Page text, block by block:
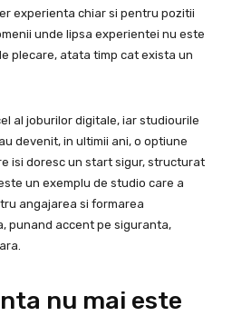
experienta chiar si pentru pozitii
unde lipsa experientei nu este
plecare, atata timp cat exista un
al joburilor digitale, iar studiourile
devenit, in ultimii ani, o optiune
isi doresc un start sigur, structurat
un exemplu de studio care a
angajarea si formarea
punand accent pe siguranta,
nu mai este